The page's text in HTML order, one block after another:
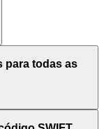
Worldwide
para
onde se
outro lado, BIC
para todas as